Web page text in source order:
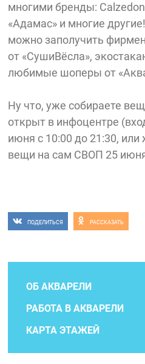
многими бренды:
«Адамас» и многие
можно заполучить
от «СушиВёсла»,
любимые шоперы от
Ну что, уже собираете
открыт в инфоцентре
июня с 10:00 до 21:30,
вещи на сам СВОП 25
ПОДЕЛИТЬСЯ РАССКАЗАТЬ
ОБ АКВАРЕЛИ
РАБОТА В АКВАРЕЛИ
КАРТА ЭТАЖЕЙ